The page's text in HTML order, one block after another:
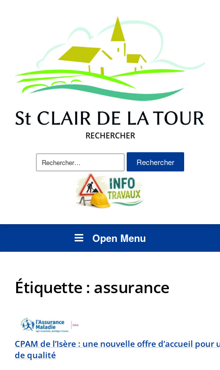
RECHERCHER
Rechercher :
Open Menu
Étiquette : assurance
CPAM de l’Isère : une nouvelle offre d’accueil
de qualité